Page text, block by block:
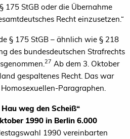
175 StGB oder die Übernahme
Recht einzusetzen.“
§ 175 StGB – ähnlich wie § 218
des bundesdeutschen Strafrechts
27 Ab dem 3. Oktober
gespaltenes Recht. Das war
Paragraphen.
Hau weg den Scheiß“
1990 in Berlin 6.000
1990 vereinbarten